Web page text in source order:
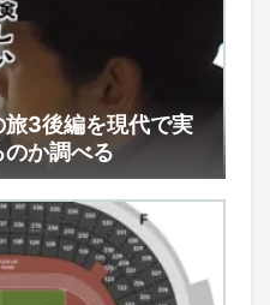
3後編を現代で実
か調べる